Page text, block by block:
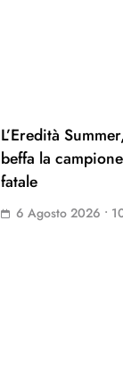
L’Eredità
beffa la
fatale
6 Agosto 2026 •